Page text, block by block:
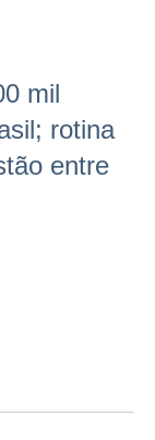
mil
rotina
entre